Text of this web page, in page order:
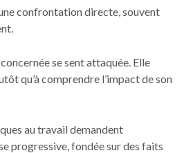
confrontation directe, souvent
se sent attaquée. Elle
qu’à comprendre l’impact de son
au travail demandent
progressive, fondée sur des faits